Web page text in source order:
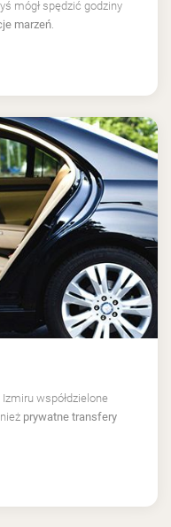
mógł spędzić godziny
marzeń.
współdzielone
prywatne transfery